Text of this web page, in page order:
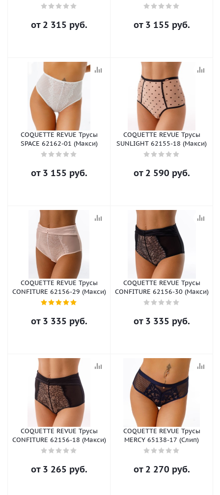
от 2 315 руб. от 3 155 руб.
COQUETTE REVUE Трусы
SPACE 62162-01 (Макси)
от 3 155 руб.
COQUETTE REVUE Трусы
SUNLIGHT 62155-18 (Макси)
от 2 590 руб.
COQUETTE REVUE Трусы
CONFITURE 62156-29 (Макси)
от 3 335 руб.
COQUETTE REVUE Трусы
CONFITURE 62156-30 (Макси)
от 3 335 руб.
COQUETTE REVUE Трусы
CONFITURE 62156-18 (Макси)
от 3 265 руб.
COQUETTE REVUE Трусы
MERCY 65138-17 (Слип)
от 2 270 руб.